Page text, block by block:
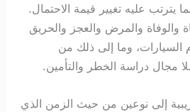
يترتب عليه تغيير قيمة الاحتمال.
والوفاة والمرض والعجز والحريق
السيارات، وما إلى ذلك من
مجال دراسة الخطر والتأمين.
إلى نوعين من حيث الزمن الذي